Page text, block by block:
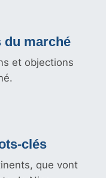
du marché
et objections
clés
que vont